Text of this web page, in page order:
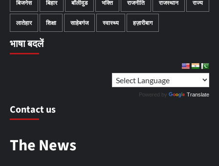
बिजनेस बिहार बॉलीवुड भक्ति राजनीति राजस्थान राज्य
लातेहार शिक्षा साहेबगंज स्वास्थ्य हज़ारीबाग
भाषा बदलें
Powered by Translate
Contact us
The News